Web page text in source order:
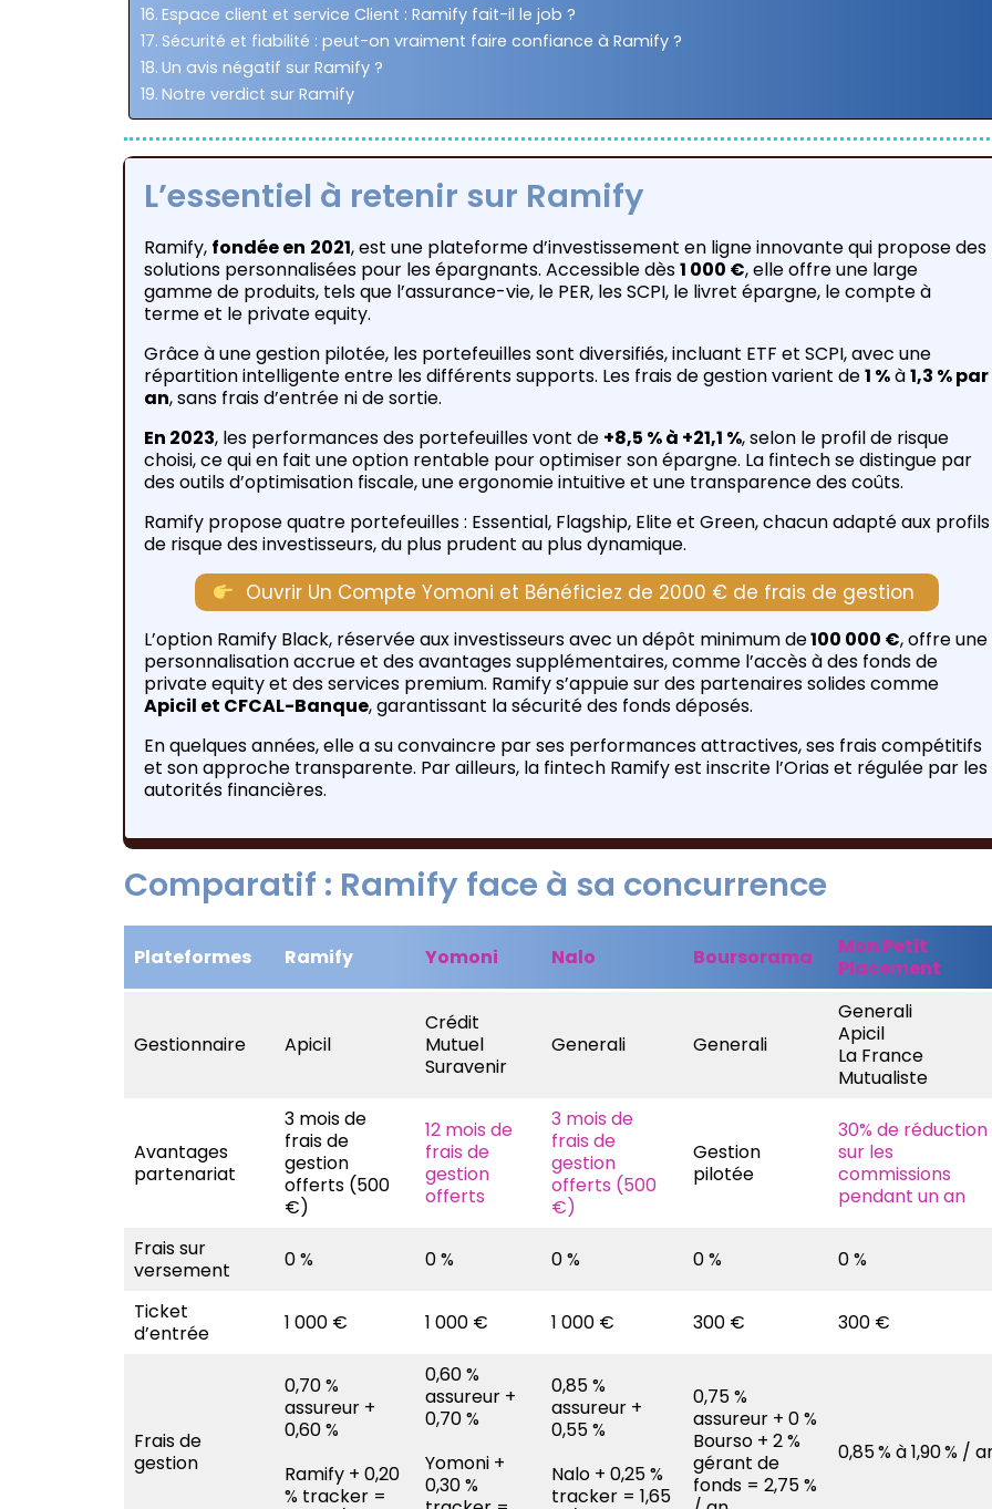
Espace client et service Client : Ramify fait-il le job ?
Sécurité et fiabilité : peut-on vraiment faire confiance à Ramify ?
Un avis négatif sur Ramify ?
Notre verdict sur Ramify
L’essentiel à retenir sur Ramify
Ramify, fondée en 2021, est une plateforme d’investissement en ligne innovante qui propose des
solutions personnalisées pour les épargnants. Accessible dès1 000 €, elle offre une large
gamme de produits, tels que l’assurance-vie, le PER, les SCPI, le livret épargne, le compte à
terme et le private equity.
Grâce à une gestion pilotée, les portefeuilles sont diversifiés, incluant ETF et SCPI, avec une
répartition intelligente entre les différents supports. Les frais de gestion varient de1 %à1,3 % par
an, sans frais d’entrée ni de sortie.
En 2023, les performances des portefeuilles vont de +8,5 % à +21,1 %, selon le profil de risque
choisi, ce qui en fait une option rentable pour optimiser son épargne. La fintech se distingue par
des outils d’optimisation fiscale, une ergonomie intuitive et une transparence des coûts.
Ramify propose quatre portefeuilles : Essential, Flagship, Elite et Green, chacun adapté aux profils
de risque des investisseurs, du plus prudent au plus dynamique.
Ouvrir Un Compte Yomoni et Bénéficiez de 2000 € de frais de gestion
L’option Ramify Black, réservée aux investisseurs avec un dépôt minimum de100 000 €, offre une
personnalisation accrue et des avantages supplémentaires, comme l’accès à des fonds de
private equity et des services premium. Ramify s’appuie sur des partenaires solides comme
Apicil et CFCAL-Banque, garantissant la sécurité des fonds déposés.
En quelques années, elle a su convaincre par ses performances attractives, ses frais compétitifs
et son approche transparente. Par ailleurs, la fintech Ramify est inscrite l’Orias et régulée par les
autorités financières.
Comparatif : Ramify face à sa concurrence
Plateformes Ramify Yomoni Nalo Boursorama
Mon Petit
Placement
Gestionnaire Apicil
Crédit
Mutuel
Suravenir
Generali Generali
Generali
Apicil
La France
Mutualiste
Avantages
partenariat
3 mois de
frais de
gestion
offerts (500
€)
12 mois de
frais de
gestion
offerts
3 mois de
frais de
gestion
offerts (500
€)
Gestion
pilotée
30% de réduction
sur les
commissions
pendant un an
Frais sur
versement
0 % 0 % 0 % 0 % 0 %
Ticket
d’entrée
1 000 € 1 000 € 1 000 € 300 € 300 €
Frais de
gestion
0,70 %
assureur +
0,60 %
Ramify + 0,20
% tracker =
0,60 %
assureur +
0,70 %
Yomoni +
0,30 %
0,85 %
assureur +
0,55 %
Nalo + 0,25 %
tracker = 1,65
0,75 %
assureur + 0 %
Bourso + 2 %
gérant de
fonds = 2,75 %
0,85 % à 1,90 % /